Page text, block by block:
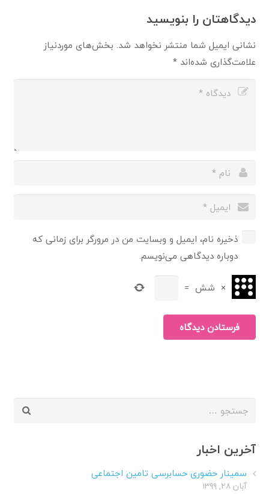
دیدگاهتان را بنویسید
نشانی ایمیل شما منتشر نخواهد شد. بخش‌های موردنیاز
علامت‌گذاری شده‌اند*
ذخیره نام، ایمیل و وبسایت من در مرورگر برای زمانی که
دوباره دیدگاهی می‌نویسم.
× شش =
فرستادن دیدگاه
جستجو
آخرین اخبار
سمینار حضوری حسابرسی تامین اجتماعی
آبان ۲۸, ۱۳۹۹